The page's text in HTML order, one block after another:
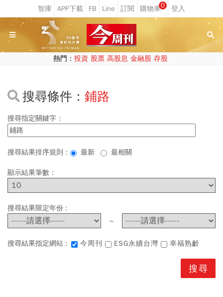
0
熱門： 投資 股票 高股息 金融股 存股
搜尋條件： 鋪路
搜尋指定關鍵字：
搜尋結果排序規則： 最新 最相關
顯示結果筆數：
搜尋結果限定年份 :
~
搜尋結果指定網站 : 今周刊 ESG永續台灣 幸福熟齡